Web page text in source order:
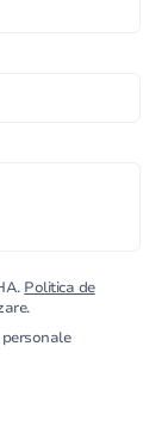
Politica de